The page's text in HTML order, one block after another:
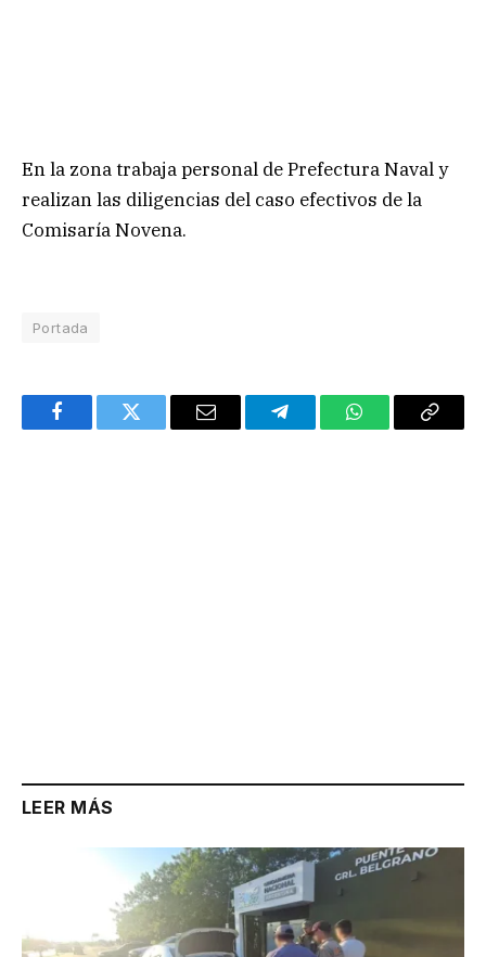
En la zona trabaja personal de Prefectura Naval y
realizan las diligencias del caso efectivos de la
Comisaría Novena.
Portada
FacebookTwitter Email TelegramWhatsAppCopy
LEER MÁS